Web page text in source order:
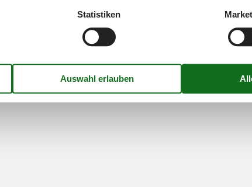
Impressum Kontakt Cookies FAQ Datenschutzrichtlinie
Statistiken